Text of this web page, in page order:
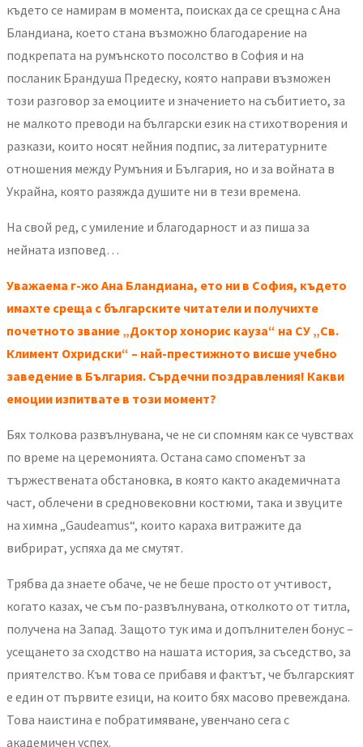
където се намирам в момента, поисках да се срещна с Ана
Бландиана, което стана възможно благодарение на
подкрепата на румънското посолство в София и на
посланик Брандуша Предеску, която направи възможен
този разговор за емоциите и значението на събитието, за
не малкото преводи на български език на стихотворения и
разкази, които носят нейния подпис, за литературните
отношения между Румъния и България, но и за войната в
Украйна, която разяжда душите ни в тези времена.
На свой ред, с умиление и благодарност и аз пиша за
нейната изповед…
Уважаема г-жо Ана Бландиана, ето ни в София, където
имахте среща с българските читатели и получихте
почетното звание „Доктор хонорис кауза“ на СУ „Св.
Климент Охридски“ – най-престижното висше учебно
заведение в България. Сърдечни поздравления! Какви
емоции изпитвате в този момент?
Бях толкова развълнувана, че не си спомням как се чувствах
по време на церемонията. Остана само споменът за
тържествената обстановка, в която както академичната
част, облечени в средновековни костюми, така и звуците
на химна „Gaudeamus“, които караха витражите да
вибрират, успяха да ме смутят.
Трябва да знаете обаче, че не беше просто от учтивост,
когато казах, че съм по-развълнувана, отколкото от титла,
получена на Запад. Защото тук има и допълнителен бонус –
усещането за сходство на нашата история, за съседство, за
приятелство. Към това се прибавя и фактът, че българският
е един от първите езици, на които бях масово превеждана.
Това наистина е побратимяване, увенчано сега с
академичен успех.